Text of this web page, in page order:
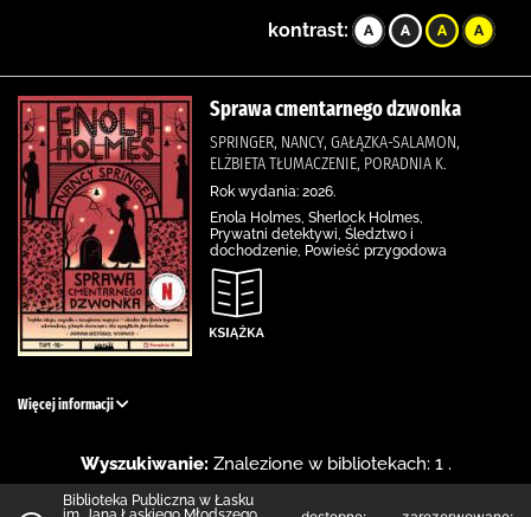
kontrast:
Sprawa cmentarnego dzwonka
SPRINGER, NANCY, GAŁĄZKA-SALAMON,
ELŻBIETA TŁUMACZENIE, PORADNIA K.
Rok wydania: 2026.
Enola Holmes, Sherlock Holmes,
Prywatni detektywi, Śledztwo i
dochodzenie, Powieść przygodowa
Więcej informacji
Wyszukiwanie: Znalezione w bibliotekach: 1 .
Biblioteka Publiczna w Łasku